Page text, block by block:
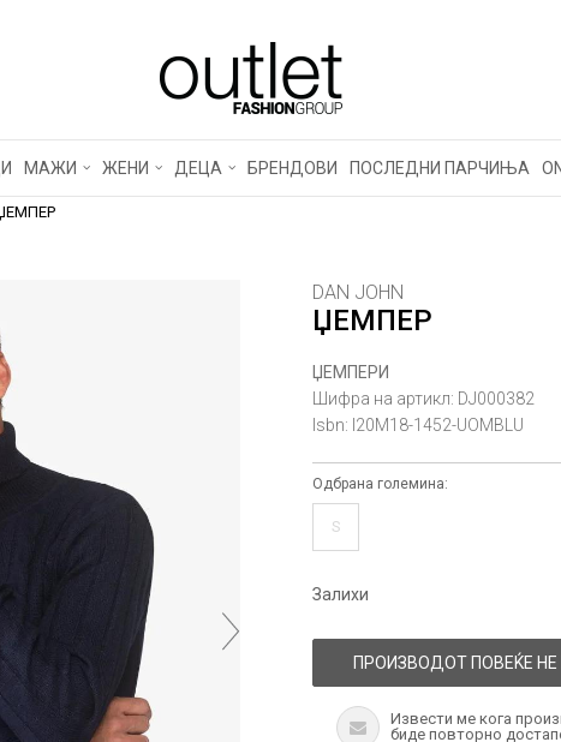
МАЖИ ЖЕНИ ДЕЦА БРЕНДОВИ ПОСЛЕДНИ ПАРЧИЊА
DAN JOHN
ЏЕМПЕР
ЏЕМПЕРИ
Шифра на артикл: DJ000382
Isbn: I20M18-1452-UOMBLU
Одбрана големина:
S
Залихи
ПРОИЗВОДОТ ПОВЕЌЕ
Извести ме кога
биде повторно